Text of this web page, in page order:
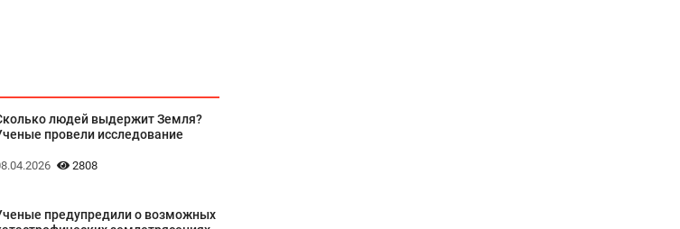
людей выдержит Земля?
провели исследование
2808
предупредили о возможных